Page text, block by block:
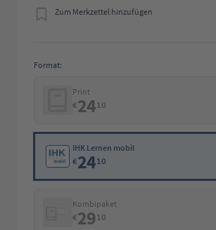
Zum Merkzettel hinzufügen
Format:
Print
€2410
IHK Lernen mobil
€2410
Kombipaket
€2910